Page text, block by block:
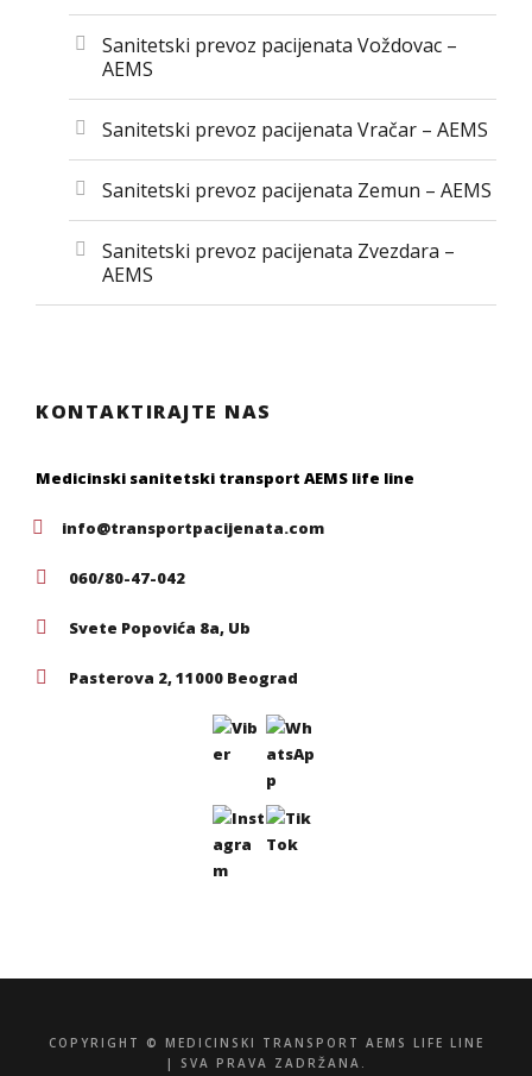
Sanitetski prevoz pacijenata Voždovac –
AEMS
Sanitetski prevoz pacijenata Vračar – AEMS
Sanitetski prevoz pacijenata Zemun – AEMS
Sanitetski prevoz pacijenata Zvezdara –
AEMS
KONTAKTIRAJTE NAS
Medicinski sanitetski transport AEMS life line
info@transportpacijenata.com
060/80-47-042
Svete Popovića 8a, Ub
Pasterova 2, 11000 Beograd
COPYRIGHT © MEDICINSKI TRANSPORT AEMS LIFE LINE
| SVA PRAVA ZADRŽANA.